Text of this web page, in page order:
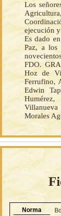
Los
ejecución
Es dado
Paz, a los
FDO.
Hoz de
Ferrufino,
Edwin
Villanueva
Morales
Norma